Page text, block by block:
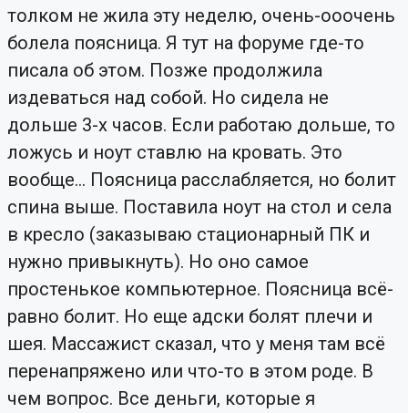
толком не жила эту неделю, очень-ооочень
болела поясница. Я тут на форуме где-то
писала об этом. Позже продолжила
издеваться над собой. Но сидела не
дольше 3-х часов. Если работаю дольше, то
ложусь и ноут ставлю на кровать. Это
вообще... Поясница расслабляется, но болит
спина выше. Поставила ноут на стол и села
в кресло (заказываю стационарный ПК и
нужно привыкнуть). Но оно самое
простенькое компьютерное. Поясница всё-
равно болит. Но еще адски болят плечи и
шея. Массажист сказал, что у меня там всё
перенапряжено или что-то в этом роде. В
чем вопрос. Все деньги, которые я